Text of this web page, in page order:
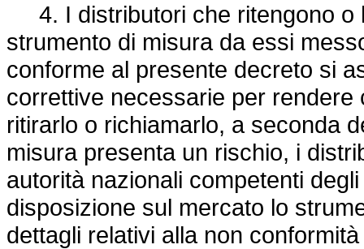
4. I distributori che ritengono o
strumento di misura da essi
conforme al presente decreto si
correttive necessarie per
ritirarlo o richiamarlo, a seconda
misura presenta un rischio, i
autorità nazionali competenti
disposizione sul mercato lo
dettagli relativi alla non